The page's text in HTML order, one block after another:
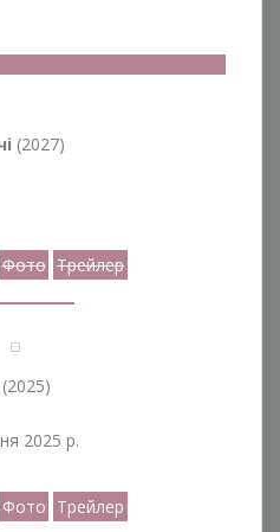
(2027)
Фото Трейлер
(2025)
2025 р.
Фото Трейлер